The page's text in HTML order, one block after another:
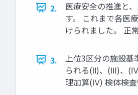
2.
医療安全の推進と
す。 これまで各医
けられました。 正
3.
上位3区分の施設
られる(Ⅱ)、(Ⅲ)、
理加算(Ⅳ) 検体検